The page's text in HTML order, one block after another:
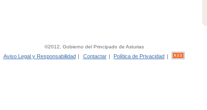
©2012, Gobierno del Principado de Asturias
Aviso Legal y Responsabilidad | Contactar | Política de Privacidad |